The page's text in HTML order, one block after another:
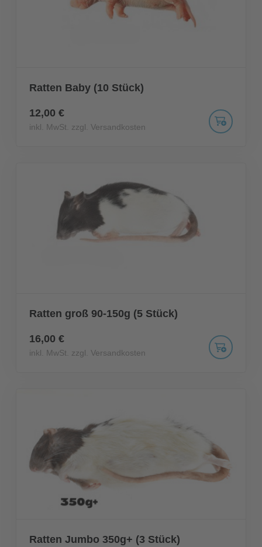
Ratten Baby (10 Stück)
12,00 €
inkl. MwSt. zzgl. Versandkosten
Ratten groß 90-150g (5 Stück)
16,00 €
inkl. MwSt. zzgl. Versandkosten
Ratten Jumbo 350g+ (3 Stück)